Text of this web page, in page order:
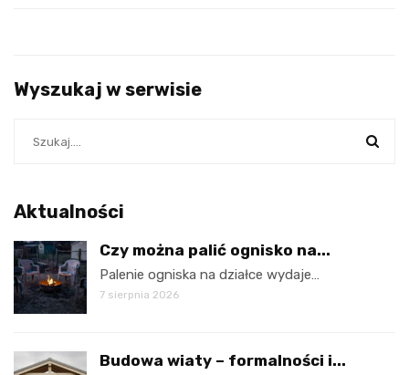
Wyszukaj w serwisie
Aktualności
Czy można palić ognisko na...
Palenie ogniska na działce wydaje…
7 sierpnia 2026
Budowa wiaty – formalności i...